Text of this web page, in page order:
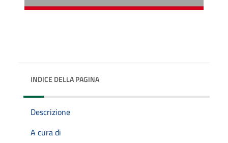
INDICE DELLA PAGINA
Descrizione
A cura di